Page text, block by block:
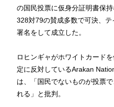
の国民投票に仮身分証明書保
328対79の賛成多数で可決、テ
署名をして成立した。
ロヒンギャがホワイトカード
定に反対しているArakan
は、「国民でないものが投票
れる」と批判。